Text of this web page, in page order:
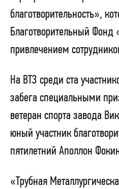
благотворительность»,
Благотворительный
привлечением
На ВТЗ среди ста
забега специальными
ветеран спорта завода
юный участник
пятилетний Аполлон
«Трубная